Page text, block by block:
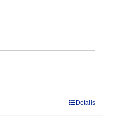
Details